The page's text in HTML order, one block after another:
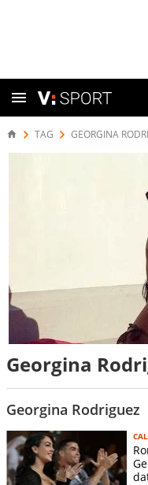
TAG GEORGINA
Georgina
Georgina Rodriguez